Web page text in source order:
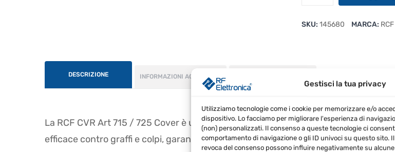
Gestisci la tua privacy
Utilizziamo tecnologie come i cookie per memorizzare e/o
dispositivo. Lo facciamo per migliorare l'esperienza di
(non) personalizzati. Il consenso a queste tecnologie ci
comportamento di navigazione o gli ID univoci su questo sito.
revoca del consenso possono influire negativamente su
715
SKU: 145680 MARCA: RCF
DESCRIZIONE INFORMAZIONI AGGIUNTIVE
La RCF CVR Art 715 / 725 Cover è una fodera protettiva progettata per i diffusori
efficace contro graffi e colpi, garantendo la sicurezza dei tuoi altoparlanti.